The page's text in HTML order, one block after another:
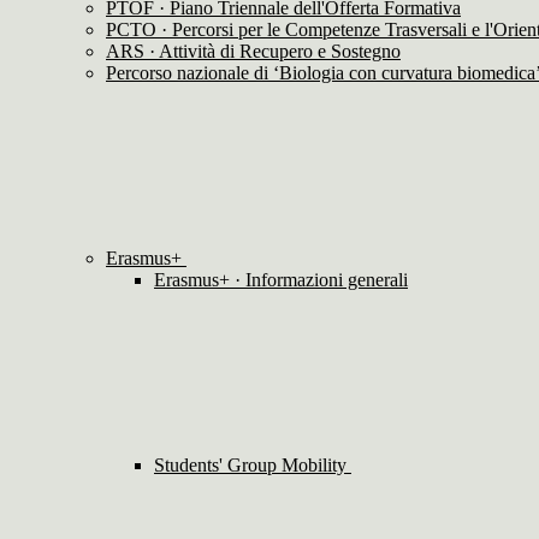
PTOF · Piano Triennale dell'Offerta Formativa
PCTO · Percorsi per le Competenze Trasversali e
ARS · Attività di Recupero e Sostegno
Percorso nazionale di ‘Biologia con curvatura biomedica’
Erasmus+
Erasmus+ · Informazioni generali
Students' Group Mobility